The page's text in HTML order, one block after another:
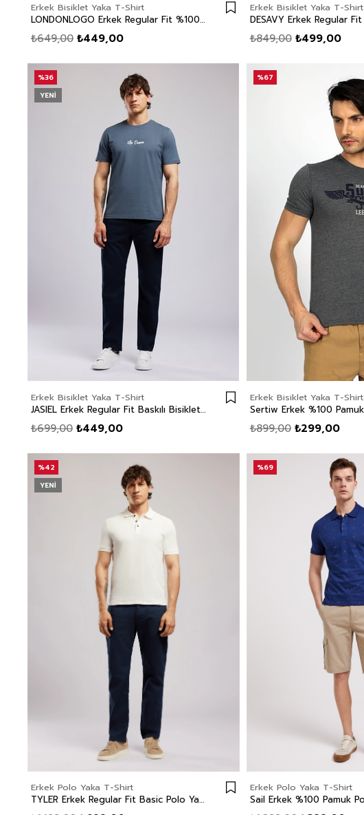
Erkek Bisiklet Yaka T-Shirt
LONDONLOGO Erkek Regular Fit %100 Pamuk Baskılı Bisiklet Yaka T-Shirt Beyaz
₺449,00
₺649,00
Erkek Bisiklet Yaka T-Shirt
₺499,00
₺849,00
Erkek Bisiklet Yaka T-Shirt
JASIEL Erkek Regular Fit Baskılı Bisiklet Yaka T-Shirt İndigo
₺449,00
₺699,00
%36
YENI
Erkek Bisiklet Yaka T-Shirt
₺299,00
₺899,00
%67
Erkek Polo Yaka T-Shirt
TYLER Erkek Regular Fit Basic Polo Yaka T-Shirt Ekru
%42
YENI
Erkek Polo Yaka T-Shirt
%69